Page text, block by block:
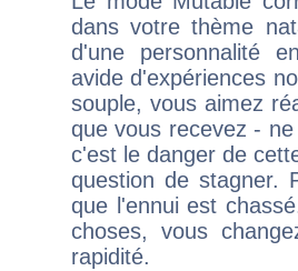
dans votre thème
d'une personnalité
avide d'expériences
souple, vous aimez
que vous recevez -
c'est le danger de
question de stagner.
que l'ennui est
choses, vous
rapidité.